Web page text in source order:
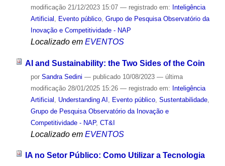
modificação21/12/2023 15:07 — registrado em: Inteligência
Artificial
Evento público, Grupo de Pesquisa Observatório da
Inovação e Competitividade - NAP
Localizado em EVENTOS
AI and Sustainability: the Two Sides of the Coin
por Sandra Sedini — publicado10/08/2023 — última
modificação28/01/2025 15:26 — registrado em: Inteligência
Artificial
Understanding AI Evento público, Sustentabilidade,
Grupo de Pesquisa Observatório da Inovação e
Competitividade - NAP, CT&I
Localizado em EVENTOS
IA no Setor Público: Como Utilizar a Tecnologia